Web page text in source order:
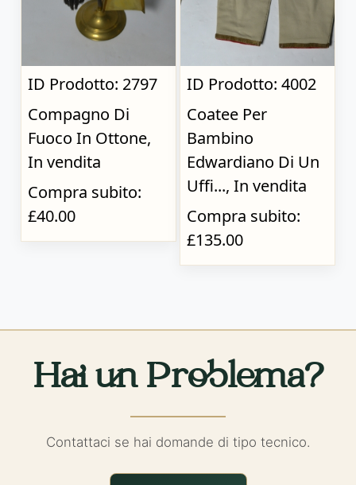
ID Prodotto: 2797
Compagno Di
Fuoco In Ottone,
In vendita
Compra subito:
£40.00
ID Prodotto: 4002
Coatee Per
Bambino
Edwardiano Di Un
Uffi..., In vendita
Compra subito:
£135.00
Hai un Problema?
Contattaci se hai domande di tipo tecnico.